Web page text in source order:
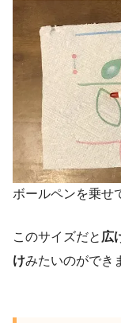
ボールペンを乗せ
このサイズだと 広
けみたいのができ